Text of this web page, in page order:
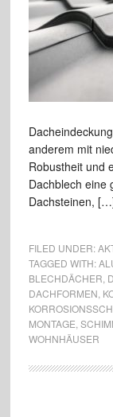
anderem mit
Robustheit und
Dachblech eine
Dachsteinen,
FILED UNDER:
TAGGED WITH:
BLECHDÄCHER
DACHFORMEN
MONTAGE
WOHNHÄUSER